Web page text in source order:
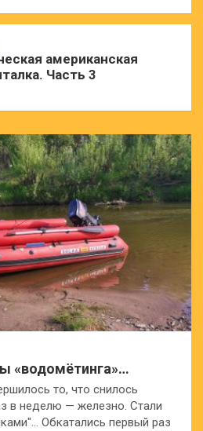
американская
Часть 3
«водомётинга»…
то, что снилось
в неделю — железно. Стали
Обкатались первый раз